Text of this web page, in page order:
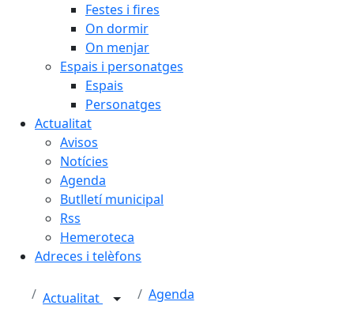
Festes i fires
On dormir
On menjar
Espais i personatges
Espais
Personatges
Actualitat
Avisos
Notícies
Agenda
Butlletí municipal
Rss
Hemeroteca
Adreces i telèfons
Actualitat Agenda